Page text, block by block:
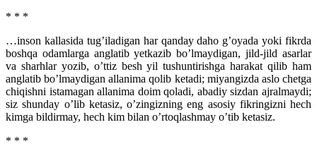
* * *
…inson kallasida tug’iladigan har qanday daho g’oyada yoki fikrda
boshqa odamlarga anglatib yetkazib bo’lmaydigan, jild-jild asarlar
va sharhlar yozib, o’ttiz besh yil tushuntirishga harakat qilib ham
anglatib bo’lmaydigan allanima qolib ketadi; miyangizda aslo chetga
chiqishni istamagan allanima doim qoladi, abadiy sizdan ajralmaydi;
siz shunday o’lib ketasiz, o’zingizning eng asosiy fikringizni hech
kimga bildirmay, hech kim bilan o’rtoqlashmay o’tib ketasiz.
* * *